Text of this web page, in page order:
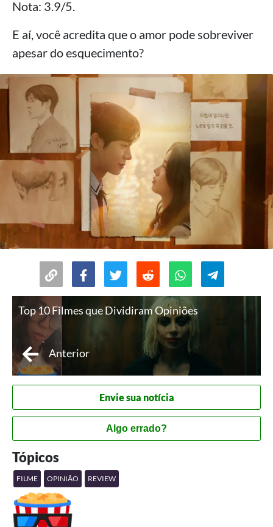
Nota: 3.9/5.
E aí, você acredita que o amor pode sobreviver
apesar do esquecimento?
Top 10 Filmes que Dividiram Opiniões
Anterior
Envie sua notícia
Algo errado?
Tópicos
FILME OPINIÃO REVIEW